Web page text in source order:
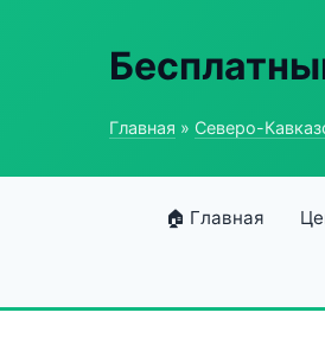
Главная » Северо-
🏠 Главная